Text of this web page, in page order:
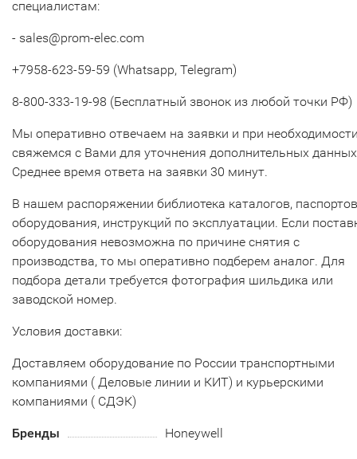
специалистам:
- sales@prom-elec.com
+7958-623-59-59 (Whatsapp, Telegram)
8-800-333-19-98 (Бесплатный звонок из любой точки РФ)
Мы оперативно отвечаем на заявки и при
свяжемся с Вами для уточнения дополнительных
Среднее время ответа на заявки 30 минут.
В нашем распоряжении библиотека каталогов, паспортов
оборудования, инструкций по эксплуатации. Если
оборудования невозможна по причине снятия с
производства, то мы оперативно подберем аналог. Для
подбора детали требуется фотография шильдика или
заводской номер.
Условия доставки:
Доставляем оборудование по России транспортными
компаниями ( Деловые линии и КИТ) и курьерскими
компаниями ( СДЭК)
Бренды Honeywell